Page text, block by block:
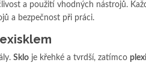
a použití vhodných nástrojů.
a bezpečnost při práci.
Sklo je křehké a tvrdší, zatímco